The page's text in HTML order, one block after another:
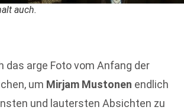
auch.
das arge Foto vom Anfang der
um Mirjam Mustonen endlich
und lautersten Absichten zu